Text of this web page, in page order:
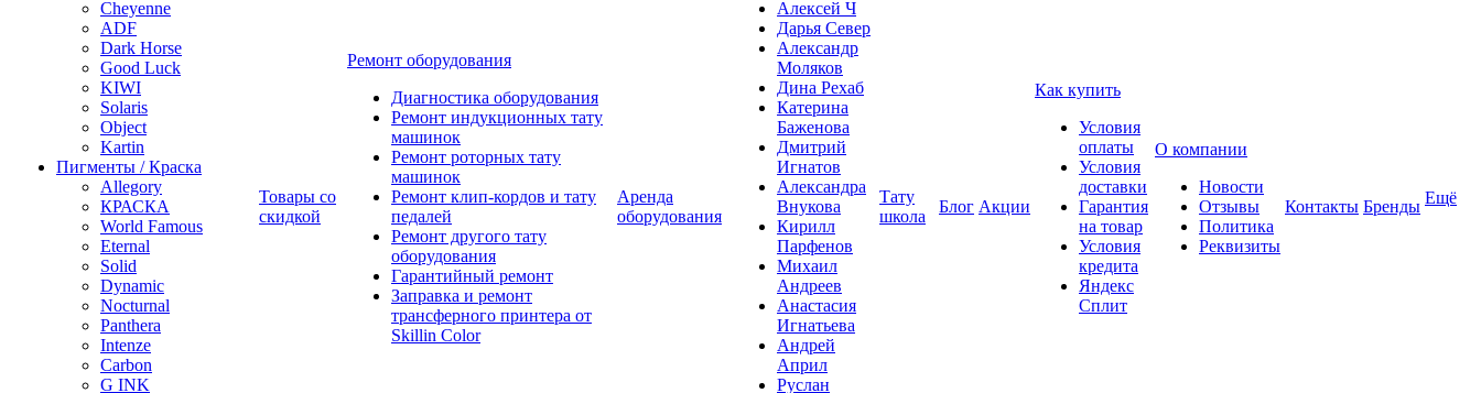
Cheyenne
ADF
Dark Horse
Good Luck
KIWI
Solaris
Object
Kartin
Пигменты / Краска
Allegory
КРАСКА
World Famous
Eternal
Solid
Dynamic
Nocturnal
Panthera
Intenze
Carbon
G INK
Товары со
скидкой
Ремонт оборудования
Диагностика оборудования
Ремонт индукционных тату
машинок
Ремонт роторных тату
машинок
Ремонт клип-кордов и тату
педалей
Ремонт другого тату
оборудования
Гарантийный ремонт
Заправка и ремонт
трансферного принтера от
Skillin Color
Аренда
оборудования
Алексей Ч
Дарья Север
Александр
Моляков
Дина Рехаб
Катерина
Баженова
Дмитрий
Игнатов
Александра
Внукова
Кирилл
Парфенов
Михаил
Андреев
Анастасия
Игнатьева
Андрей
Април
Руслан
Тату
школа
Блог Акции
Как купить
Условия
оплаты
Условия
доставки
Гарантия
на товар
Условия
кредита
Яндекс
Сплит
О компании
Новости
Отзывы
Политика
Реквизиты
Контакты Бренды Ещё